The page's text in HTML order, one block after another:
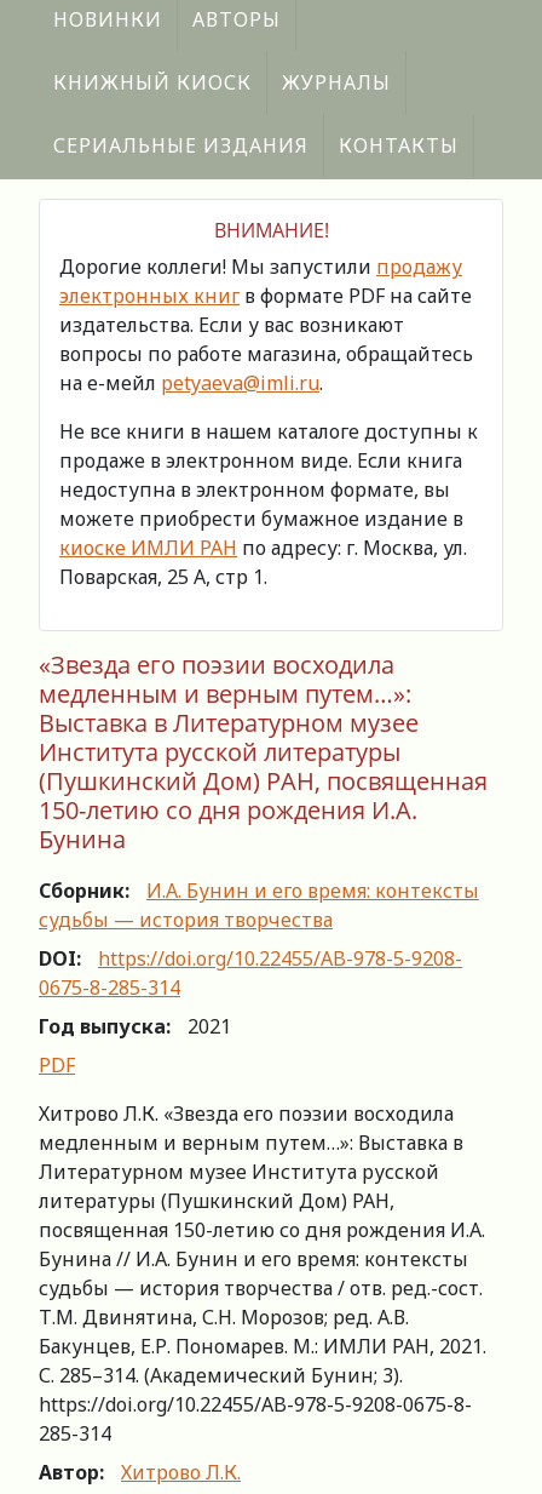
НОВИНКИ АВТОРЫ
КНИЖНЫЙ КИОСК ЖУРНАЛЫ
СЕРИАЛЬНЫЕ ИЗДАНИЯ КОНТАКТЫ
ВНИМАНИЕ!
Дорогие коллеги! Мы запустили продажу
электронных книг в формате PDF на сайте
издательства. Если у вас возникают
вопросы по работе магазина, обращайтесь
на е-мейл petyaeva@imli.ru.
Не все книги в нашем каталоге доступны к
продаже в электронном виде. Если книга
недоступна в электронном формате, вы
можете приобрести бумажное издание в
киоске ИМЛИ РАН по адресу: г. Москва, ул.
Поварская, 25 А, стр 1.
«Звезда его поэзии восходила
медленным и верным путем…»:
Выставка в Литературном музее
Института русской литературы
(Пушкинский Дом) РАН, посвященная
150-летию со дня рождения И.А.
Бунина
Сборник:
И.А. Бунин и его время: контексты
судьбы — история творчества
DOI:
https://doi.org/10.22455/AB-978-5-9208-
0675-8-285-314
Год выпуска:
2021
PDF
Хитрово Л.К. «Звезда его поэзии восходила
медленным и верным путем…»: Выставка в
Литературном музее Института русской
литературы (Пушкинский Дом) РАН,
посвященная 150-летию со дня рождения И.А.
Бунина // И.А. Бунин и его время: контексты
судьбы — история творчества / отв. ред.-сост.
Т.М. Двинятина, С.Н. Морозов; ред. А.В.
Бакунцев, Е.Р. Пономарев. М.: ИМЛИ РАН, 2021.
С. 285–314. (Академический Бунин; 3).
https://doi.org/10.22455/AB-978-5-9208-0675-8-
285-314
Автор:
Хитрово Л.К.